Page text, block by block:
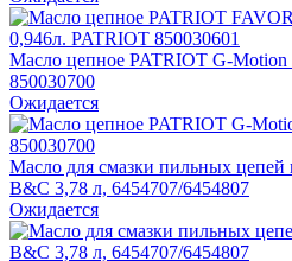
Масло цепное PATRIOT G-
850030700
Ожидается
Масло для смазки пильных
B&C 3,78 л, 6454707/6454807
Ожидается